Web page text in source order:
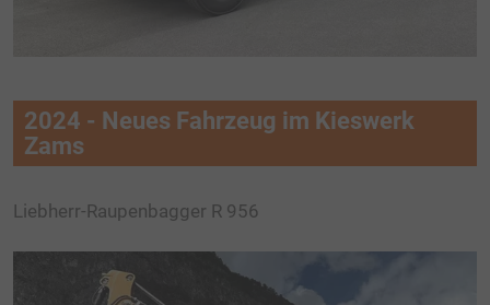
2024 - Neues Fahrzeug im Kieswerk
Zams
Liebherr-Raupenbagger R 956